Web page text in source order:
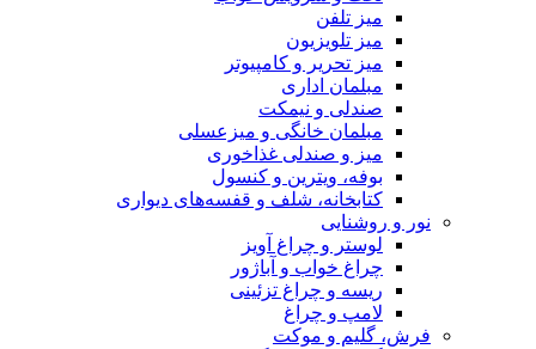
میز تلفن
میز تلویزیون
میز تحریر و کامپیوتر
مبلمان اداری
صندلی و نیمکت
مبلمان خانگی و میزعسلی
میز و صندلی غذاخوری
بوفه، ویترین و کنسول
کتابخانه، شلف و قفسه‌های دیواری
نور و روشنایی
لوستر و چراغ آویز
چراغ خواب و آباژور
ریسه و چراغ تزئینی
لامپ و چراغ
فرش، گلیم و موکت